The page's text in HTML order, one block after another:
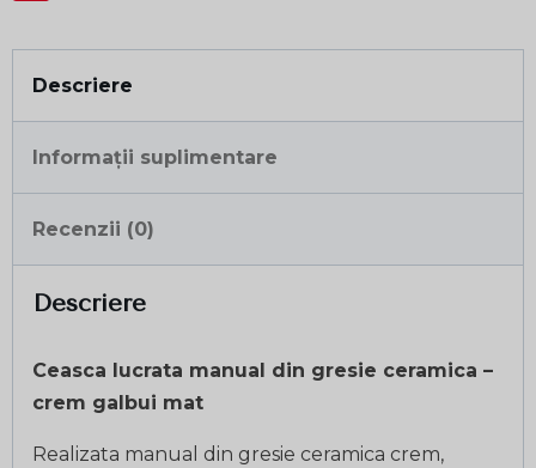
Descriere
Informații suplimentare
Recenzii (0)
Descriere
Ceasca lucrata manual din gresie ceramica –
crem galbui mat
Realizata manual din gresie ceramica crem,